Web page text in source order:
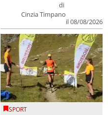
di
Cinzia Timpano
il 08/08/2026
SPORT